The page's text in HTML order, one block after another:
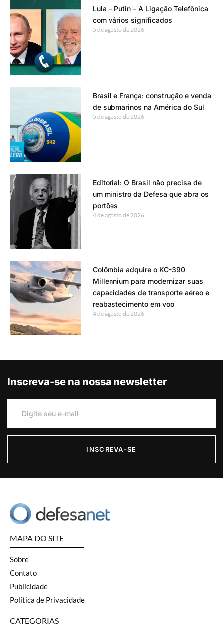
Lula – Putin – A Ligação Telefônica
com vários significados
5 de agosto de 2026
Brasil e França: construção e venda
de submarinos na América do Sul
5 de agosto de 2026
Editorial: O Brasil não precisa de
um ministro da Defesa que abra os
portões
4 de agosto de 2026
Colômbia adquire o KC-390
Millennium para modernizar suas
capacidades de transporte aéreo e
reabastecimento em voo
4 de agosto de 2026
Inscreva-se na nossa newsletter
INSCREVA-SE
MAPA DO SITE
Sobre
Contato
Publicidade
Política de Privacidade
CATEGORIAS